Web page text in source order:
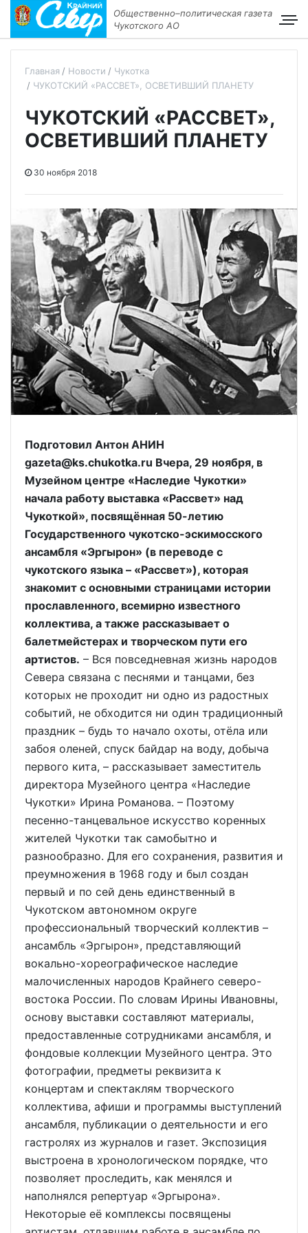
Общественно–политическая газета
Чукотского АО
Главная Новости
Чукотка
ЧУКОТСКИЙ «РАССВЕТ», ОСВЕТИВШИЙ ПЛАНЕТУ
ЧУКОТСКИЙ «РАССВЕТ»,
ОСВЕТИВШИЙ ПЛАНЕТУ
30 ноября 2018
Подготовил Антон АНИН
gazeta@ks.chukotka.ru Вчера, 29 ноября, в
Музейном центре «Наследие Чукотки»
начала работу выставка «Рассвет» над
Чукоткой», посвящённая 50-летию
Государственного чукотско-эскимосского
ансамбля «Эргырон» (в переводе с
чукотского языка – «Рассвет»), которая
знакомит с основными страницами истории
прославленного, всемирно известного
коллектива, а также рассказывает о
балетмейстерах и творческом пути его
артистов. – Вся повседневная жизнь народов
Севера связана с песнями и танцами, без
которых не проходит ни одно из радостных
событий, не обходится ни один традиционный
праздник – будь то начало охоты, отёла или
забоя оленей, спуск байдар на воду, добыча
первого кита, – рассказывает заместитель
директора Музейного центра «Наследие
Чукотки» Ирина Романова. – Поэтому
песенно-танцевальное искусство коренных
жителей Чукотки так самобытно и
разнообразно. Для его сохранения, развития и
преумножения в 1968 году и был создан
первый и по сей день единственный в
Чукотском автономном округе
профессиональный творческий коллектив –
ансамбль «Эргырон», представляющий
вокально-хореографическое наследие
малочисленных народов Крайнего северо-
востока России. По словам Ирины Ивановны,
основу выставки составляют материалы,
предоставленные сотрудниками ансамбля, и
фондовые коллекции Музейного центра. Это
фотографии, предметы реквизита к
концертам и спектаклям творческого
коллектива, афиши и программы выступлений
ансамбля, публикации о деятельности и его
гастролях из журналов и газет. Экспозиция
выстроена в хронологическом порядке, что
позволяет проследить, как менялся и
наполнялся репертуар «Эргырона».
Некоторые её комплексы посвящены